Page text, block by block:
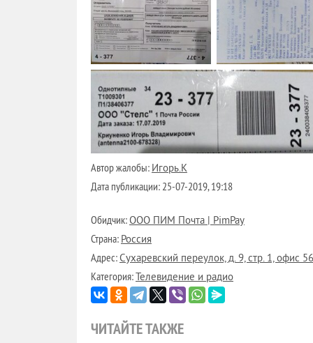
Автор жалобы:Игорь.К
Дата публикации: 25-07-2019, 19:18
Обидчик:ООО ПИМ Почта | PimPay
Страна:Россия
Адрес:Сухаревский переулок, д. 9, стр. 1, офис
Категория:Телевидение и радио
ЧИТАЙТЕ ТАКЖЕ